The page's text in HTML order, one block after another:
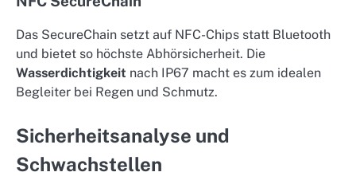
Das SecureChain setzt auf NFC-Chips statt Bluetooth
und bietet so höchste Abhörsicherheit. Die
Wasserdichtigkeit nach IP67 macht es zum idealen
Begleiter bei Regen und Schmutz.
Sicherheitsanalyse und
Schwachstellen